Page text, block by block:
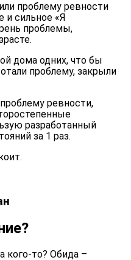
проблему ревности
и сильное «Я
проблемы,
дома одних, что бы
проблему, закрыли
ревности,
разработанный
за 1 раз.
кого-то? Обида –